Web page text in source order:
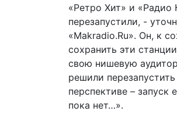
«Ретро Хит» и
перезапустили, -
«Makradio.Ru». Он, к
сохранить эти
свою нишевую
решили
перспективе – запуск
пока нет…».